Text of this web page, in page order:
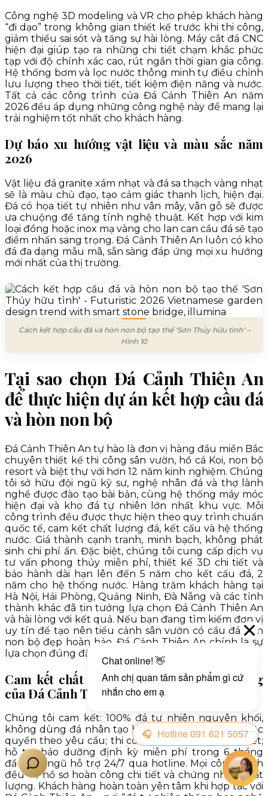
Công nghệ 3D modeling và VR cho phép khách hàng
“đi dạo” trong không gian thiết kế trước khi thi công,
giảm thiểu sai sót và tăng sự hài lòng. Máy cắt đá CNC
hiện đại giúp tạo ra những chi tiết chạm khắc phức
tạp với độ chính xác cao, rút ngắn thời gian gia công.
Hệ thống bơm và lọc nước thông minh tự điều chỉnh
lưu lượng theo thời tiết, tiết kiệm điện năng và nước.
Tất cả các công trình của Đá Cảnh Thiên An năm
2026 đều áp dụng những công nghệ này để mang lại
trải nghiệm tốt nhất cho khách hàng.
Dự báo xu hướng vật liệu và màu sắc năm
2026
Vật liệu đá granite xám nhạt và đá sa thạch vàng nhạt
sẽ là màu chủ đạo, tạo cảm giác thanh lịch, hiện đại.
Đá có họa tiết tự nhiên như vân mây, vân gỗ sẽ được
ưa chuộng để tăng tính nghệ thuật. Kết hợp với kim
loại đồng hoặc inox mạ vàng cho lan can cầu đá sẽ tạo
điểm nhấn sang trọng. Đá Cảnh Thiên An luôn có kho
đá đa dạng mẫu mã, sẵn sàng đáp ứng mọi xu hướng
mới nhất của thị trường.
Cách kết hợp cầu đá và hòn non bộ tạo thế 'Sơn Thủy hữu tình' –
Hình 10
Tại sao chọn Đá Cảnh Thiên An
để thực hiện dự án kết hợp cầu đá
và hòn non bộ
Đá Cảnh Thiên An tự hào là đơn vị hàng đầu miền Bắc
chuyên thiết kế thi công sân vườn, hồ cá Koi, non bộ
resort và biệt thự với hơn 12 năm kinh nghiệm. Chúng
tôi sở hữu đội ngũ kỹ sư, nghệ nhân đá và thợ lành
nghề được đào tạo bài bản, cùng hệ thống máy móc
hiện đại và kho đá tự nhiên lớn nhất khu vực. Mỗi
công trình đều được thực hiện theo quy trình chuẩn
quốc tế, cam kết chất lượng đá, kết cấu và hệ thống
nước. Giá thành cạnh tranh, minh bạch, không phát
sinh chi phí ẩn. Đặc biệt, chúng tôi cung cấp dịch vụ
tư vấn phong thủy miễn phí, thiết kế 3D chi tiết và
bảo hành dài hạn lên đến 5 năm cho kết cấu đá, 2
năm cho hệ thống nước. Hàng trăm khách hàng tại
Hà Nội, Hải Phòng, Quảng Ninh, Đà Nẵng và các tỉnh
thành khác đã tin tưởng lựa chọn Đá Cảnh Thiên An
và hài lòng với kết quả. Nếu bạn đang tìm kiếm đơn vị
uy tín để tạo nên tiểu cảnh sân vườn có cầu đá hòn
non bộ đẹp hoàn hảo, Đá Cảnh Thiên An chính là sự
lựa chọn đúng đắn nhất.
Cam kết chất lượng và dịch vụ khách hàng
của Đá Cảnh Thiên An
Chúng tôi cam kết: 100% đá tự nhiên nguyên khối,
không dùng đá nhân tạo hay đá tái chế; thiết kế độc
quyền theo yêu cầu; thi công đúng tiến độ cam kết;
hỗ trợ bảo dưỡng định kỳ miễn phí trong 6 tháng
đầu; đội ngũ hỗ trợ 24/7 qua hotline. Mọi công trình
đều có hồ sơ hoàn công chi tiết và chứng nhận chất
lượng. Khách hàng hoàn toàn yên tâm khi hợp tác với